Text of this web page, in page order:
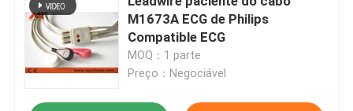
M1673A ECG de Philips
Compatible ECG
MOQ：1 parte
Preço：Negociável